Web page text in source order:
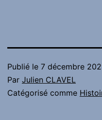
Publié le 7 décembre
Par Julien CLAVEL
Catégorisé comme